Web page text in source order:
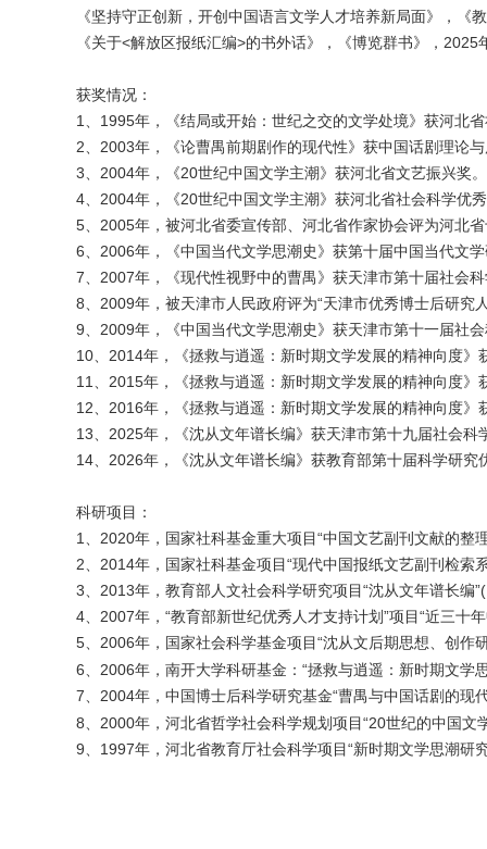
《坚持守正创新，开创中国语言文学人才培养新局面》，《
《关于<解放区报纸汇编>的书外话》，《博览群书》，2025
获奖情况：
1、1995年，《结局或开始：世纪之交的文学处境》获河北
2、2003年，《论曹禺前期剧作的现代性》获中国话剧理论
3、2004年，《20世纪中国文学主潮》获河北省文艺振兴奖。
4、2004年，《20世纪中国文学主潮》获河北省社会科学优
5、2005年，被河北省委宣传部、河北省作家协会评为河北
6、2006年，《中国当代文学思潮史》获第十届中国当代文
7、2007年，《现代性视野中的曹禺》获天津市第十届社会
8、2009年，被天津市人民政府评为“天津市优秀博士后研究
9、2009年，《中国当代文学思潮史》获天津市第十一届社
10、2014年，《拯救与逍遥：新时期文学发展的精神向度
11、2015年，《拯救与逍遥：新时期文学发展的精神向度
12、2016年，《拯救与逍遥：新时期文学发展的精神向度
13、2025年，《沈从文年谱长编》获天津市第十九届社会科
14、2026年，《沈从文年谱长编》获教育部第十届科学研究
科研项目：
1、2020年，国家社科基金重大项目“中国文艺副刊文献的
2、2014年，国家社科基金项目“现代中国报纸文艺副刊检索
3、2013年，教育部人文社会科学研究项目“沈从文年谱长编
4、2007年，“教育部新世纪优秀人才支持计划”项目“近三十
5、2006年，国家社会科学基金项目“沈从文后期思想、创作
6、2006年，南开大学科研基金：“拯救与逍遥：新时期文学
7、2004年，中国博士后科学研究基金“曹禺与中国话剧的现
8、2000年，河北省哲学社会科学规划项目“20世纪的中国文
9、1997年，河北省教育厅社会科学项目“新时期文学思潮研